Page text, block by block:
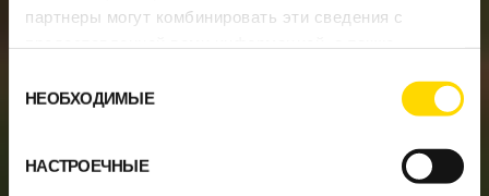
партнеры могут комбинировать эти сведения с
вами их сервисов.
согласия
НЕОБХОДИМЫЕ
НАСТРОЕЧНЫЕ